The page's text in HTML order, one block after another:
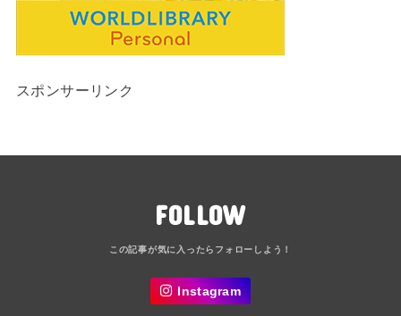
スポンサーリンク
FOLLOW
Instagram